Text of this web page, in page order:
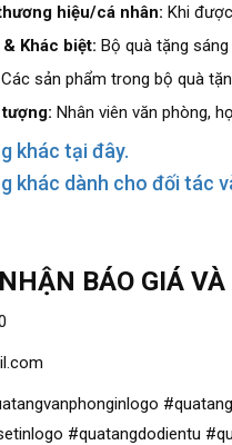
hiệu/cá nhân: Khi
Khác biệt: Bộ quà tặng
Các sản phẩm trong bộ quà
Nhân viên văn phòng,
khác tại đây.
khác dành cho đối tác
BÁO GIÁ
#quatangdodientu